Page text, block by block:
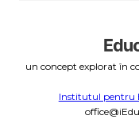
un concept explorat în
Institutul pentru